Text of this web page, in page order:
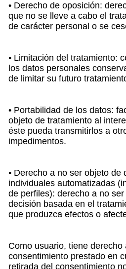
• Derecho de oposición:
que no se lleve a cabo el
de carácter personal o se
• Limitación del tratamiento:
los datos personales
de limitar su futuro
• Portabilidad de los datos:
objeto de tratamiento al
éste pueda transmitirlos a
impedimentos.
• Derecho a no ser objeto de
individuales automatizadas
de perfiles): derecho a no
decisión basada en el
que produzca efectos o
Como usuario, tiene derecho
consentimiento prestado en
retirada del consentimiento